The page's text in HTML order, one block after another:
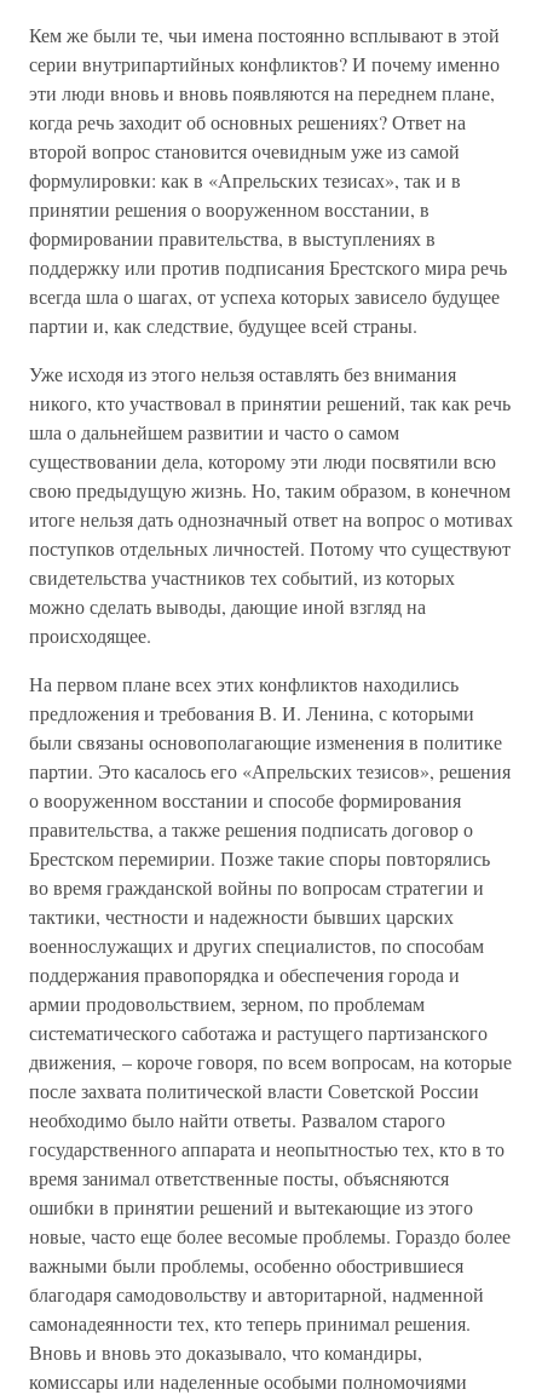
Кем же были те, чьи имена постоянно всплывают в этой
серии внутрипартийных конфликтов? И почему именно
эти люди вновь и вновь появляются на переднем плане,
когда речь заходит об основных решениях? Ответ на
второй вопрос становится очевидным уже из самой
формулировки: как в «Апрельских тезисах», так и в
принятии решения о вооруженном восстании, в
формировании правительства, в выступлениях в
поддержку или против подписания Брестского мира речь
всегда шла о шагах, от успеха которых зависело будущее
партии и, как следствие, будущее всей страны.
Уже исходя из этого нельзя оставлять без внимания
никого, кто участвовал в принятии решений, так как речь
шла о дальнейшем развитии и часто о самом
существовании дела, которому эти люди посвятили всю
свою предыдущую жизнь. Но, таким образом, в конечном
итоге нельзя дать однозначный ответ на вопрос о мотивах
поступков отдельных личностей. Потому что существуют
свидетельства участников тех событий, из которых
можно сделать выводы, дающие иной взгляд на
происходящее.
На первом плане всех этих конфликтов находились
предложения и требования В. И. Ленина, с которыми
были связаны основополагающие изменения в политике
партии. Это касалось его «Апрельских тезисов», решения
о вооруженном восстании и способе формирования
правительства, а также решения подписать договор о
Брестском перемирии. Позже такие споры повторялись
во время гражданской войны по вопросам стратегии и
тактики, честности и надежности бывших царских
военнослужащих и других специалистов, по способам
поддержания правопорядка и обеспечения города и
армии продовольствием, зерном, по проблемам
систематического саботажа и растущего партизанского
движения, – короче говоря, по всем вопросам, на которые
после захвата политической власти Советской России
необходимо было найти ответы. Развалом старого
государственного аппарата и неопытностью тех, кто в то
время занимал ответственные посты, объясняются
ошибки в принятии решений и вытекающие из этого
новые, часто еще более весомые проблемы. Гораздо более
важными были проблемы, особенно обострившиеся
благодаря самодовольству и авторитарной, надменной
самонадеянности тех, кто теперь принимал решения.
Вновь и вновь это доказывало, что командиры,
комиссары или наделенные особыми полномочиями